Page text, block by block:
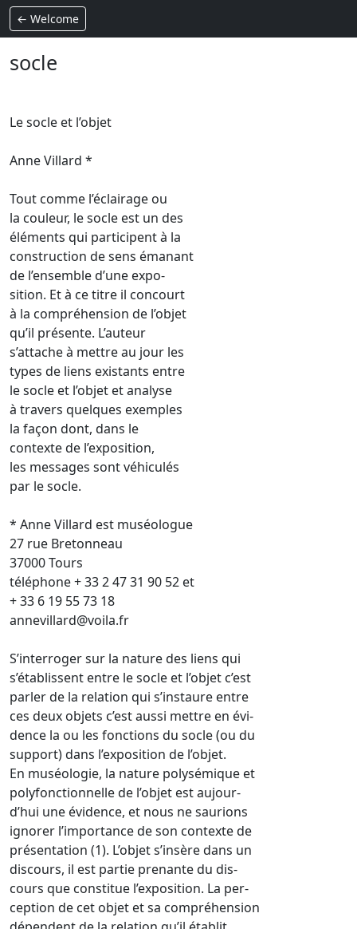
← Welcome
socle
Le socle et l’objet
Anne Villard *
Tout comme l’éclairage ou
la couleur, le socle est un des
éléments qui participent à la
construction de sens émanant
de l’ensemble d’une expo-
sition. Et à ce titre il concourt
à la compréhension de l’objet
qu’il présente. L’auteur
s’attache à mettre au jour les
types de liens existants entre
le socle et l’objet et analyse
à travers quelques exemples
la façon dont, dans le
contexte de l’exposition,
les messages sont véhiculés
par le socle.
* Anne Villard est muséologue
27 rue Bretonneau
37000 Tours
téléphone + 33 2 47 31 90 52 et
+ 33 6 19 55 73 18
annevillard@voila.fr
S’interroger sur la nature des liens qui
s’établissent entre le socle et l’objet c’est
parler de la relation qui s’instaure entre
ces deux objets c’est aussi mettre en évi-
dence la ou les fonctions du socle (ou du
support) dans l’exposition de l’objet.
En muséologie, la nature polysémique et
polyfonctionnelle de l’objet est aujour-
d’hui une évidence, et nous ne saurions
ignorer l’importance de son contexte de
présentation (1). L’objet s’insère dans un
discours, il est partie prenante du dis-
cours que constitue l’exposition. La per-
ception de cet objet et sa compréhension